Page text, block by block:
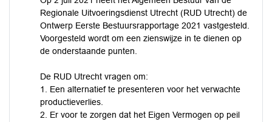
Regionale Uitvoeringsdienst Utrecht (RUD Utrecht) de
Ontwerp Eerste Bestuursrapportage 2021 vastgesteld.
Voorgesteld wordt om een zienswijze in te dienen op
de onderstaande punten.
De RUD Utrecht vragen om:
1. Een alternatief te presenteren voor het verwachte
productieverlies.
2. Er voor te zorgen dat het Eigen Vermogen op peil